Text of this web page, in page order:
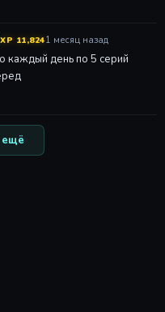
XP 11,8241 месяц назад
каждый день по 5 серий
ещё